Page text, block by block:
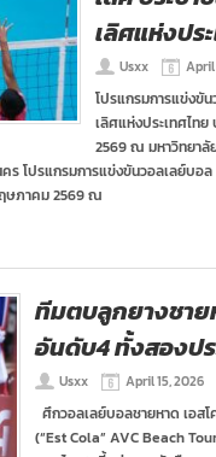
เลิศแห่งปร
Usxx April
โปรแกรมการแข่งขั
เลิศแห่งประเทศไท
2569 ณ มหาวิทยาลั
ร โปรแกรมการแข่งขันวอลเลย์บ
ฤษภาคม 2569 ณ
ทีมตบลูกยางชา
อันดับ4 ทั้งสองป
Usxx April 15, 2026
ศึกวอลเลย์บอลชายหาด เอส
(“Est Cola” AVC Beach